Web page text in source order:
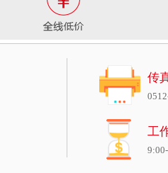
传
工